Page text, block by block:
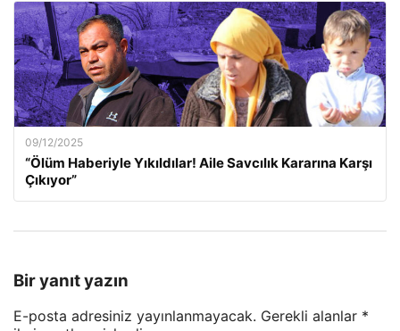
09/12/2025
“Ölüm Haberiyle Yıkıldılar! Aile Savcılık Kararına Karşı
Çıkıyor”
Bir yanıt yazın
E-posta adresiniz yayınlanmayacak. Gerekli alanlar *